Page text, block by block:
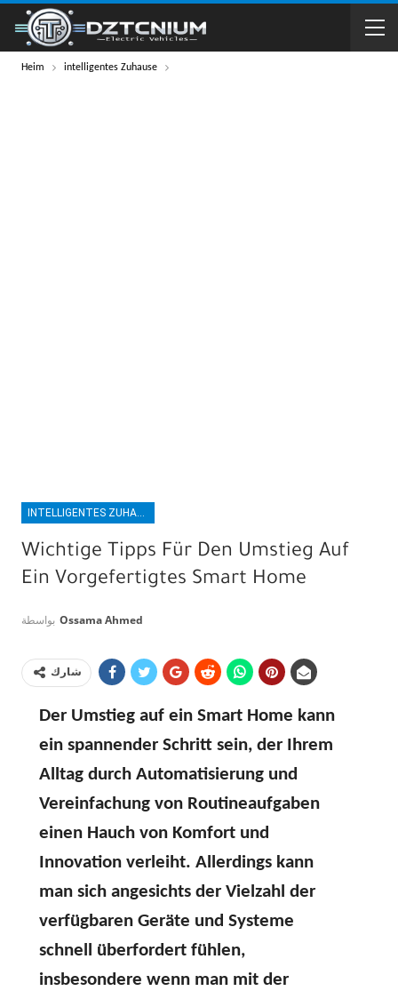
Heim intelligentes Zuhause
INTELLIGENTES ZUHAUSE
Wichtige Tipps Für Den Umstieg Auf
Ein Vorgefertigtes Smart Home
Ossama Ahmed
شارك
Der Umstieg auf ein Smart Home kann
ein spannender Schritt sein, der Ihrem
Alltag durch Automatisierung und
Vereinfachung von Routineaufgaben
einen Hauch von Komfort und
Innovation verleiht. Allerdings kann
man sich angesichts der Vielzahl der
verfügbaren Geräte und Systeme
schnell überfordert fühlen,
insbesondere wenn man mit der